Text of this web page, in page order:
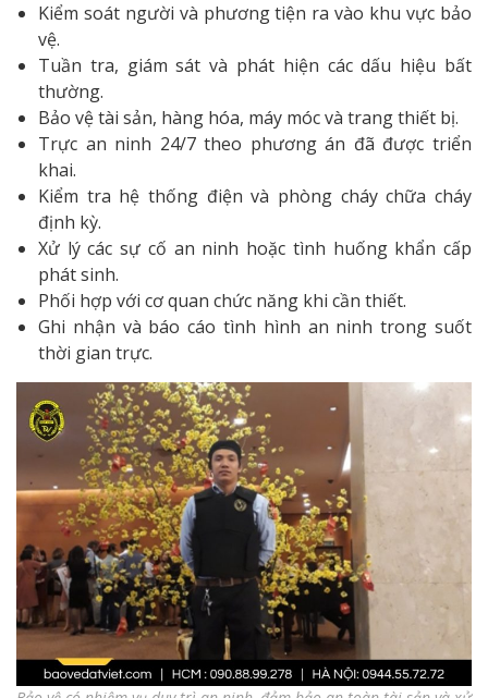
Kiểm soát người và phương tiện ra vào khu vực bảo
vệ.
Tuần tra, giám sát và phát hiện các dấu hiệu bất
thường.
Bảo vệ tài sản, hàng hóa, máy móc và trang thiết bị.
Trực an ninh 24/7 theo phương án đã được triển
khai.
Kiểm tra hệ thống điện và phòng cháy chữa cháy
định kỳ.
Xử lý các sự cố an ninh hoặc tình huống khẩn cấp
phát sinh.
Phối hợp với cơ quan chức năng khi cần thiết.
Ghi nhận và báo cáo tình hình an ninh trong suốt
thời gian trực.